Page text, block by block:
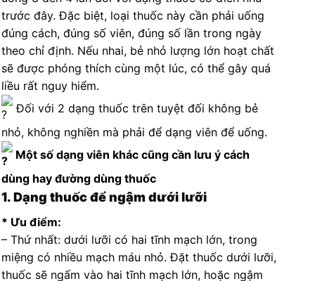
trước đây. Đặc biệt, loại thuốc này cần phải uống
đúng cách, đúng số viên, đúng số lần trong ngày
theo chỉ định. Nếu nhai, bẻ nhỏ lượng lớn hoạt chất
sẽ được phóng thích cùng một lúc, có thể gây quá
liều rất nguy hiểm.
Đối với 2 dạng thuốc trên tuyệt đối không bẻ
nhỏ, không nghiền mà phải để dạng viên để uống.
Một số dạng viên khác cũng cần lưu ý cách
dùng hay đường dùng thuốc
1. Dạng thuốc để ngậm dưới lưỡi
* Ưu điểm:
– Thứ nhất: dưới lưỡi có hai tĩnh mạch lớn, trong
miệng có nhiều mạch máu nhỏ. Đặt thuốc dưới lưỡi,
thuốc sẽ ngấm vào hai tĩnh mạch lớn, hoặc ngậm